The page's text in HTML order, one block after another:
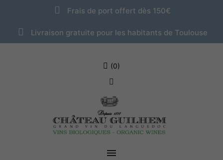
Frais de port offert dès 150€
Livraison gratuite pour les habitants de Toulouse

(0)